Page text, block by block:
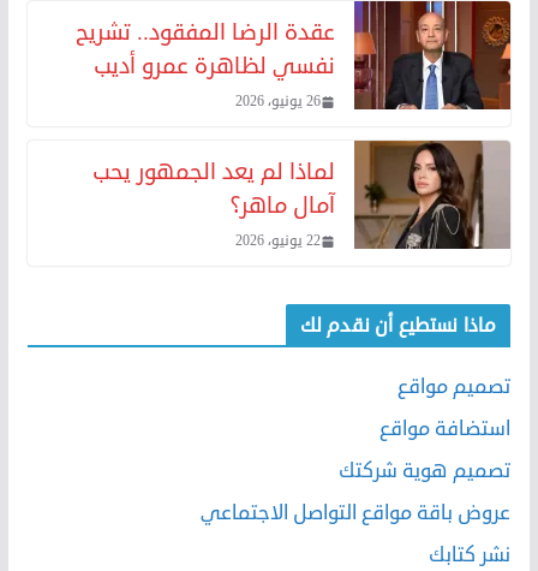
عقدة الرضا المفقود.. تشريح
نفسي لظاهرة عمرو أديب
26 يونيو، 2026
لماذا لم يعد الجمهور يحب
آمال ماهر؟
22 يونيو، 2026
ماذا نستطيع أن نقدم لك
تصميم مواقع
استضافة مواقع
تصميم هوية شركتك
عروض باقة مواقع التواصل الاجتماعي
نشر كتابك